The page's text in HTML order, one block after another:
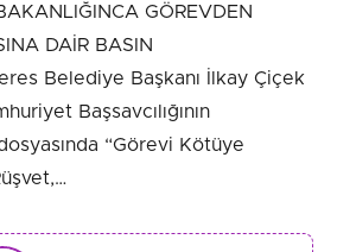
GÖREVDEN
DAİR BASIN
Belediye Başkanı İlkay Çiçek
Başsavcılığının
“Görevi Kötüye